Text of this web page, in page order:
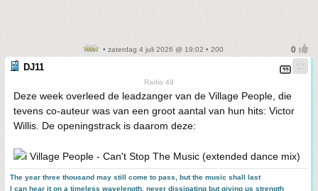
• zaterdag 4 juli 2026 @ 19:02 • 200
DJ11
Radio 49
Deze week overleed de leadzanger van de Village People, die
tevens co-auteur was van een groot aantal van hun hits: Victor
Willis. De openingstrack is daarom deze:
Village People - Can't Stop The Music (extended dance mix)
The year three thousand may still come to pass, but the music shall last
I can hear it on a timeless wavelength, never dissipating but giving us strength